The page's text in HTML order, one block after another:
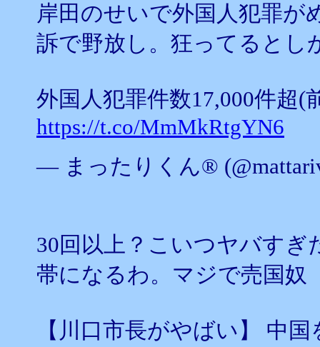
岸田のせいで外国人犯罪が
訴で野放し。狂ってるとし
外国人犯罪件数17,000件超(
https://t.co/MmMkRtgYN6
— まったりくん®︎
30回以上？こいつヤバすぎ
帯になるわ。マジで売国奴
【川口市長がやばい】 中